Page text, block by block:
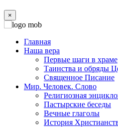
×
Главная
Наша вера
Первые шаги в храме
Таинства и обряды
Священное Писание
Мир. Человек. Слово
Религиозная
Пастырские беседы
Вечные глаголы
История